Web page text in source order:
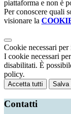
piattaforma e non è
Per conoscere quali
visionare la
Cookie necessari
I cookie necessari
disabilitati. È
policy.
Accetta tutti Salva
Contatti